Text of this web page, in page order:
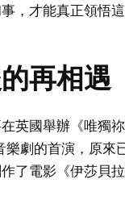
，才能真正領悟
再相遇
英國舉辦《唯獨
樂劇的首演，原來
了電影《伊莎貝